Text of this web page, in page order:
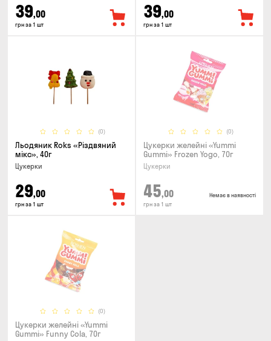
39,00
грн за 1 шт
39,00
грн за 1 шт
(0)
Льодяник Roks «Різдвяний
мікс», 40г
Цукерки
29,00
грн за 1 шт
(0)
Цукерки желейнi «Yummi
Gummi» Frozen Yogo, 70г
Цукерки
45,00
грн за 1 шт
Немає в наявності
(0)
Цукерки желейнi «Yummi
Gummi» Funny Cola, 70г